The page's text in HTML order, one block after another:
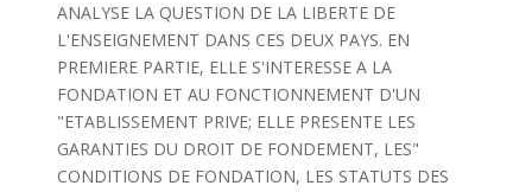
ANALYSE LA QUESTION DE LA LIBERTE DE
L'ENSEIGNEMENT DANS CES DEUX PAYS. EN
PREMIERE PARTIE, ELLE S'INTERESSE A LA
FONDATION ET AU FONCTIONNEMENT D'UN
"ETABLISSEMENT PRIVE; ELLE PRESENTE LES
GARANTIES DU DROIT DE FONDEMENT, LES"
CONDITIONS DE FONDATION, LES STATUTS DES